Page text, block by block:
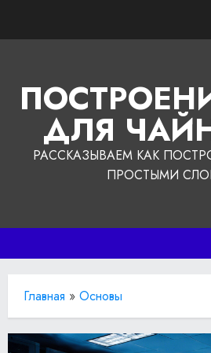
ДЛЯ
РАССКАЗЫВАЕМ КАК
ПРОСТЫМИ
Главная » Основы